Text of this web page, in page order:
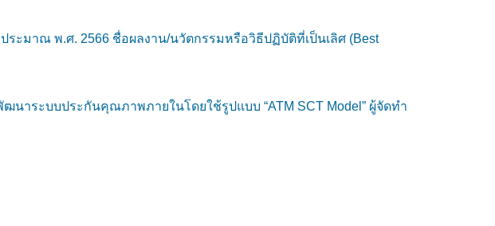
ระมาณ พ.ศ. 2566 ชื่อผลงาน/นวัตกรรมหรือวิธีปฏิบัติที่เป็นเลิศ (Best
นาระบบประกันคุณภาพภายในโดยใช้รูปแบบ “ATM SCT Model” ผู้จัดทำ